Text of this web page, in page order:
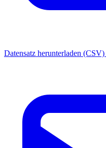
Datensatz herunterladen (CSV)